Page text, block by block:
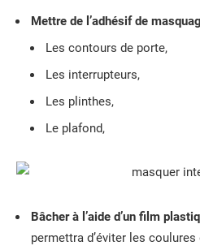
Mettre de l’adhésif de
Les contours de porte,
Les interrupteurs,
Les plinthes,
Le plafond,
Bâcher à l’aide d’un film
permettra d’éviter les